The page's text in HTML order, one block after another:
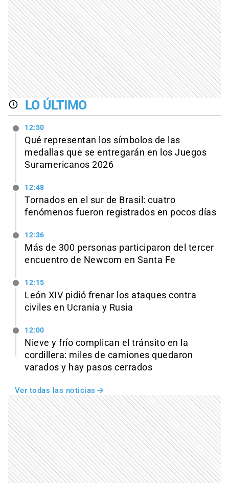
LO ÚLTIMO
12:50
Qué representan los símbolos de las
medallas que se entregarán en los Juegos
Suramericanos 2026
12:48
Tornados en el sur de Brasil: cuatro
fenómenos fueron registrados en pocos días
12:36
Más de 300 personas participaron del tercer
encuentro de Newcom en Santa Fe
12:15
León XIV pidió frenar los ataques contra
civiles en Ucrania y Rusia
12:00
Nieve y frío complican el tránsito en la
cordillera: miles de camiones quedaron
varados y hay pasos cerrados
Ver todas las noticias